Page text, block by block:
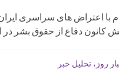
با اعتراض های سراسری
کانون دفاع از حقوق بشر در
روز، تحلیل خبر